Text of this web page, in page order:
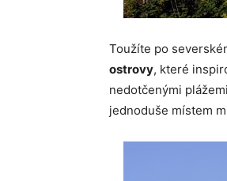
Toužíte po
ostrovy, které
nedotčenými
jednoduše místem